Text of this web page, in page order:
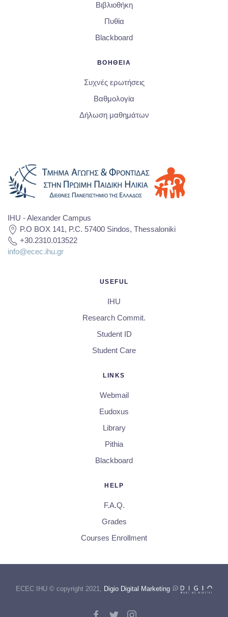
Βιβλιοθήκη
Πυθία
Blackboard
ΒΟΗΘΕΙΑ
Συχνές ερωτήσεις
Βαθμολογία
Δήλωση μαθημάτων
IHU - Alexander Campus
P.O BOX 141, P.C. 57400 Sindos, Thessaloniki
+30.2310.013522
info@ecec.ihu.gr
USEFUL
IHU
Research Commit.
Student ID
Student Care
LINKS
Webmail
Eudoxus
Library
Pithia
Blackboard
HELP
F.A.Q.
Grades
Courses Enrollment
ECEC IHU © copyright 2021, Digio Digital Marketing